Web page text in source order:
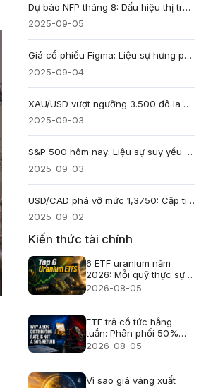
Dự báo NFP tháng 8: Dấu hiệu thị trường lao động đang hạ nhiệt?
2025-09-05
Giá cổ phiếu Figma: Liệu sự hưng phấn thời kỳ IPO có đang nhạt dần?
2025-09-04
XAU/USD vượt ngưỡng 3.500 đô la hôm nay giữa đồn đoán Fed sẽ cắt giảm lãi suất
2025-09-03
S&P 500 hôm nay: Liệu sự suy yếu của công nghệ có phải là nguyên nhân dẫn đến sự sụt giảm?
2025-09-03
USD/CAD phá vỡ mức 1,3750: Cặp tiền này sẽ đi về đâu tiếp theo?
2025-09-02
Kiến thức tài chính
6 ETF uranium năm
2026: Mỗi quỹ thực sự
nắm giữ gì?
2026-08-05
ETF trả cổ tức hằng
tuần: Phân phối 50%
không phải lãi 50%
2026-08-05
Vì sao giá vàng xuất